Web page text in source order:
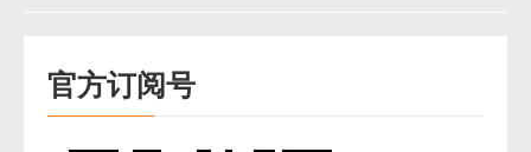
官方订阅号